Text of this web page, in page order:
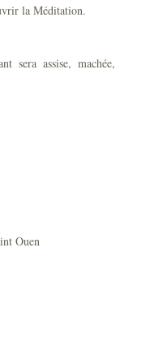
la Méditation.
sera assise, machée,
Ouen